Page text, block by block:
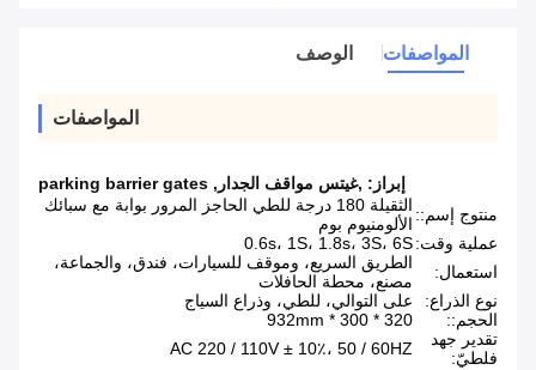
المواصفات الوصف
المواصفات
إبراز: ,غيتس مواقف الجدار ,
parking barrier gates
منتوج إسم::
الثقيلة 180 درجة للطي الحاجز المرور بوابة مع سبائك
الألومنيوم بوم
عملية وقت:0.6s، 1S، 1.8s، 3S، 6S
استعمال:
الطريق السريع، وموقف للسيارات، فندق، والجماعة،
مصنع، محطة الحافلات
نوع الذراع:
على التوالي، للطي، وذراع السياج
الحجم::
320 * 300 * 932mm
تقدير جهد
فلطيّ:
AC 220 / 110V ± 10٪، 50 / 60HZ